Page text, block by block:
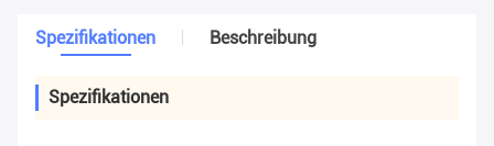
Spezifikationen Beschreibung
Spezifikationen